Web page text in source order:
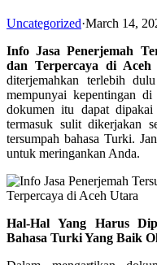
Uncategorized·March 14,
Info Jasa Penerjemah
dan Terpercaya di Aceh
diterjemahkan terlebih
mempunyai kepentingan
dokumen itu dapat
termasuk sulit dikerjakan
tersumpah bahasa Turki.
untuk meringankan Anda.
Hal-Hal Yang Harus
Bahasa Turki Yang Baik